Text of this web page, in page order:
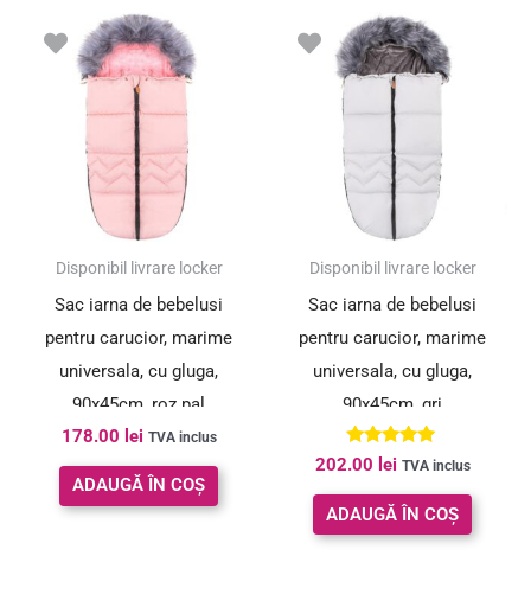
Disponibil livrare locker
Sac iarna de bebelusi
pentru carucior, marime
universala, cu gluga,
90x45cm, roz pal
178.00 lei TVA inclus
ADAUGĂ ÎN COȘ
Disponibil livrare locker
Sac iarna de bebelusi
pentru carucior, marime
universala, cu gluga,
90x45cm, gri
Evaluat la
5.00
din 5
202.00 lei TVA inclus
ADAUGĂ ÎN COȘ